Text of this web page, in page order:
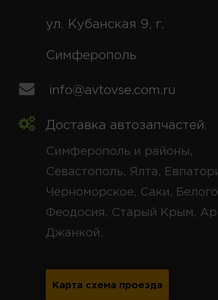
ул. Кубанская 9, г.
Симферополь
info@avtovse.com.ru
Доставка автозапчастей,
Симферополь и районы,
Севастополь, Ялта,
Черноморское, Саки,
Феодосия, Старый Крым,
Джанкой.
Карта схема проезда